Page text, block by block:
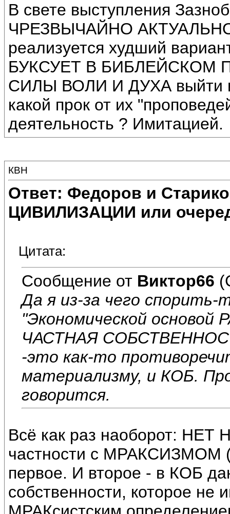
В свете выступления
ЧРЕЗВЫЧАЙНО
реализуется худший
БУКСУЕТ В БИБЛЕЙСКОМ
СИЛЫ ВОЛИ И ДУХА
какой прок от их
деятельность ? Имитацией.
КВН
Ответ: Федоров и
ЦИВИЛИЗАЦИИ или
Цитата:
Сообщение от Виктор66
Да я из-за чего спорить-
"Экономической основой
ЧАСТНАЯ
-это как-то
материализму, и КОБ.
говорится.
Всё как раз наоборот:
частности с МРАКСИЗМОМ
первое. И второе - в КОБ
собственности, которое не